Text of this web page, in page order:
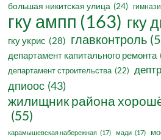
большая никитская улица (24)
гку ампп (163) гку
гку укрис (28) главконтроль
департамент капитального ремонта
департамент строительства (22)
дпиоос (43)
жилищник района
(55)
карамышевская набережная (17) мади (17)